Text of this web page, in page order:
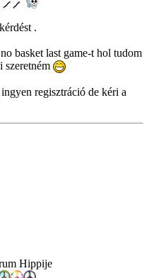
.
basket last game-t hol tudom
szeretném
regisztráció de kéri a
Hippije